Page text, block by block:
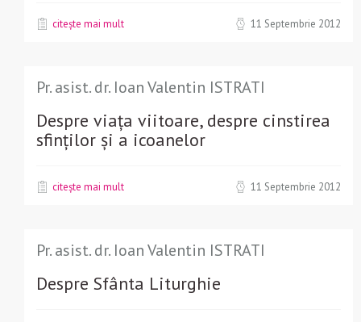
citește mai mult 11 Septembrie 2012
Pr. asist. dr. Ioan Valentin ISTRATI
Despre viața viitoare, despre cinstirea
sfinților și a icoanelor
citește mai mult 11 Septembrie 2012
Pr. asist. dr. Ioan Valentin ISTRATI
Despre Sfânta Liturghie